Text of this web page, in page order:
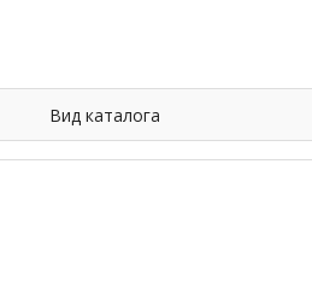
Вид каталога